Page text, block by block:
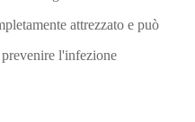
attrezzato e può
l'infezione